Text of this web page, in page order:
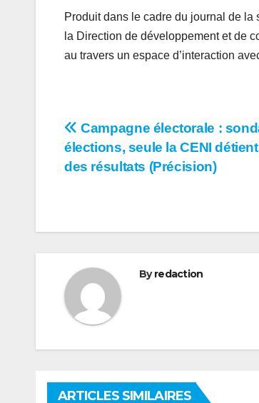
Produit dans le cadre du journal de
la Direction de développement et de
au travers un espace d’interaction
Navigation
de
Campagne électorale :
élections, seule la CENI
des résultats (Précision)
Byredaction
ARTICLES SIMILAIRES